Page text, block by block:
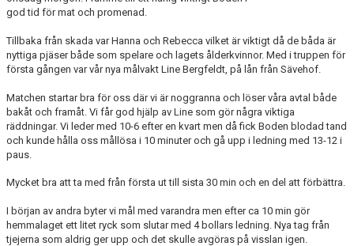
god tid för mat och promenad.
Tillbaka från skada var Hanna och Rebecca vilket är viktigt då de båda är
nyttiga pjäser både som spelare och lagets ålderkvinnor. Med i truppen för
första gången var vår nya målvakt Line Bergfeldt, på lån från Sävehof.
Matchen startar bra för oss där vi är noggranna och löser våra avtal både
bakåt och framåt. Vi får god hjälp av Line som gör några viktiga
räddningar. Vi leder med 10-6 efter en kvart men då fick Boden blodad tand
och kunde hålla oss mållösa i 10 minuter och gå upp i ledning med 13-12 i
paus.
Mycket bra att ta med från första ut till sista 30 min och en del att förbättra.
I början av andra byter vi mål med varandra men efter ca 10 min gör
hemmalaget ett litet ryck som slutar med 4 bollars ledning. Nya tag från
tjejerna som aldrig ger upp och det skulle avgöras på visslan igen.